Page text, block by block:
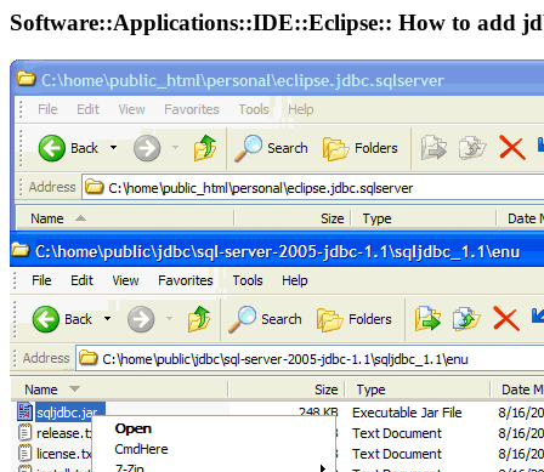
Software::Applications::IDE::Eclipse:: How to add